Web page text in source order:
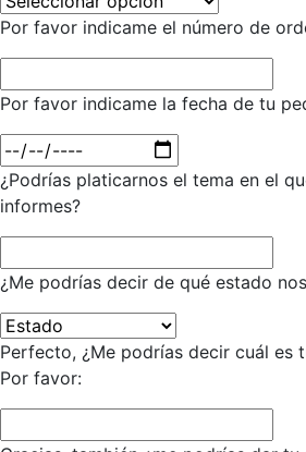
Por favor indicame el número de
Por favor indicame la fecha de tu
¿Podrías platicarnos el tema en el
informes?
¿Me podrías decir de qué estado
Perfecto, ¿Me podrías decir cuál es
Por favor: